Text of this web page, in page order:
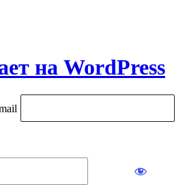
на WordPress